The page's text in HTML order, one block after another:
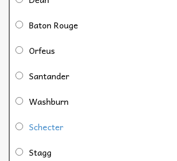
Baton Rouge
Orfeus
Santander
Washburn
Schecter
Stagg